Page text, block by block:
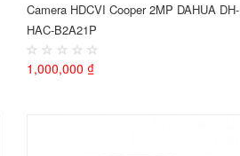
Camera HDCVI Cooper 2MP DAHUA DH-
HAC-B2A21P
1,000,000 ₫